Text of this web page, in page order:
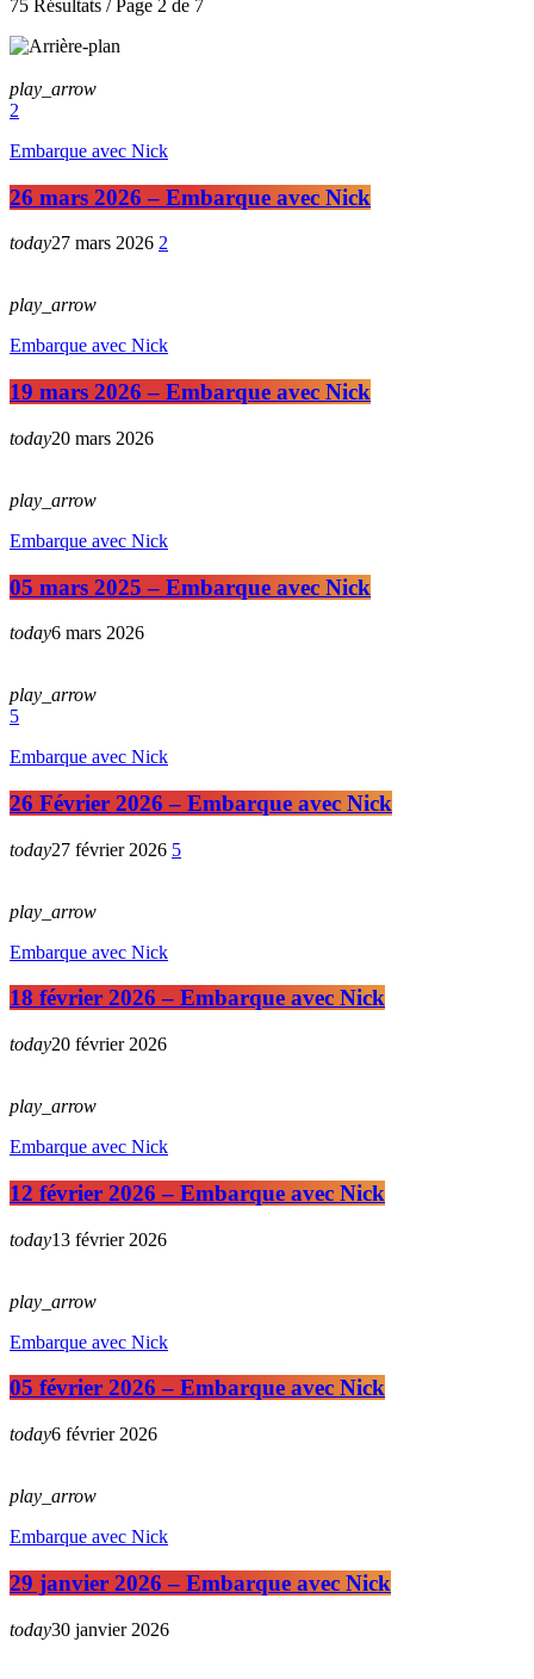
75 Résultats / Page 2 de 7
play_arrow
2
Embarque avec Nick
26 mars 2026 – Embarque avec Nick
today27 mars 2026 2
play_arrow
Embarque avec Nick
19 mars 2026 – Embarque avec Nick
today20 mars 2026
play_arrow
Embarque avec Nick
05 mars 2025 – Embarque avec Nick
today6 mars 2026
play_arrow
5
Embarque avec Nick
26 Février 2026 – Embarque avec Nick
today27 février 2026 5
play_arrow
Embarque avec Nick
18 février 2026 – Embarque avec Nick
today20 février 2026
play_arrow
Embarque avec Nick
12 février 2026 – Embarque avec Nick
today13 février 2026
play_arrow
Embarque avec Nick
05 février 2026 – Embarque avec Nick
today6 février 2026
play_arrow
Embarque avec Nick
29 janvier 2026 – Embarque avec Nick
today30 janvier 2026